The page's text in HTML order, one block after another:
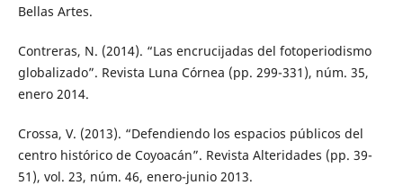
Bellas Artes.
Contreras, N. (2014). “Las encrucijadas del fotoperiodismo
globalizado”. Revista Luna Córnea (pp. 299-331), núm. 35,
enero 2014.
Crossa, V. (2013). “Defendiendo los espacios públicos del
centro histórico de Coyoacán”. Revista Alteridades (pp. 39-
51), vol. 23, núm. 46, enero-junio 2013.